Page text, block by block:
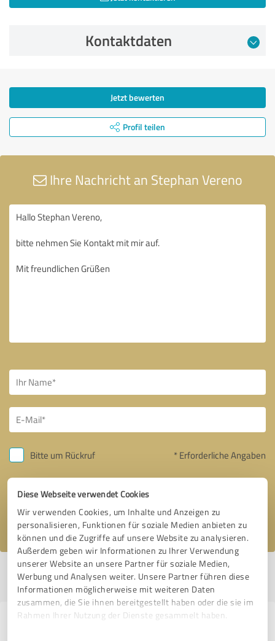
Diese Webseite verwendet Cookies
Wir verwenden Cookies, um Inhalte und Anzeigen zu
personalisieren, Funktionen für soziale Medien anbieten zu
können und die Zugriffe auf unsere Website zu analysieren.
Außerdem geben wir Informationen zu Ihrer Verwendung
unserer Website an unsere Partner für soziale Medien,
Werbung und Analysen weiter. Unsere Partner führen diese
Informationen möglicherweise mit weiteren Daten
zusammen, die Sie ihnen bereitgestellt haben oder die sie im
Rahmen Ihrer Nutzung der Dienste gesammelt haben.
Kontaktdaten
Jetzt bewerten
Profil teilen
Ihre Nachricht an Stephan Vereno
Bitte um Rückruf * Erforderliche Angaben
Nachricht senden
Ich stimme den Datenschutzbestimmungenzu.
Profil aktiv seit 07.04.2017 |Letzte Aktualisierung: 07.04.2017|Profil
melden